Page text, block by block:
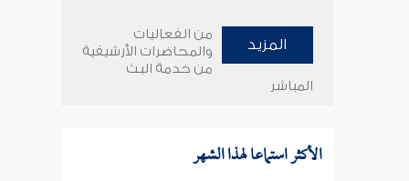
المزيد
من الفعاليات
والمحاضرات الأرشيفية
من خدمة البث
المباشر
الأكثر استماعا لهذا الشهر